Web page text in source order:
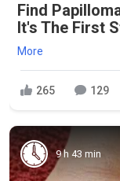
Find
It's The First
More
265 129
9 h 43 min